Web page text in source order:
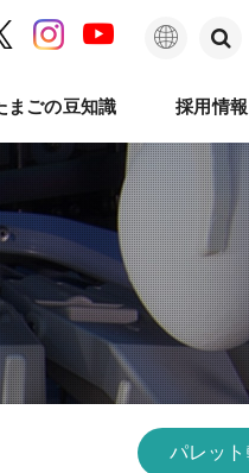
卵質測定
まごの豆知識
例ハンドブック 卵が届く
採用情報
採用に関す
語
パレッ